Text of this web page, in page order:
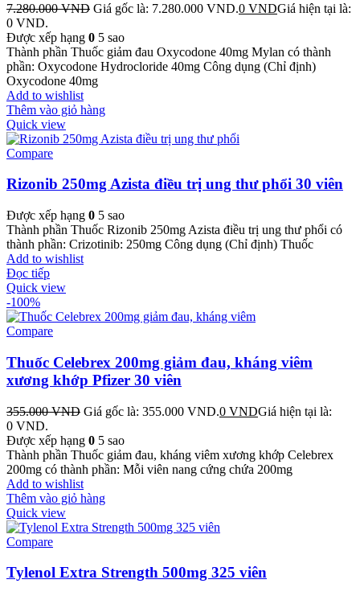
7.280.000VND Giá gốc là: 7.280.000 VND.0 VNDGiá hiện tại là:
0 VND.
Được xếp hạng 0 5 sao
Thành phần Thuốc giảm đau Oxycodone 40mg Mylan có thành
phần: Oxycodone Hydrocloride 40mg Công dụng (Chỉ định)
Oxycodone 40mg
Add to wishlist
Thêm vào giỏ hàng
Quick view
Compare
Rizonib 250mg Azista điều trị ung thư phổi 30 viên
Được xếp hạng 0 5 sao
Thành phần Thuốc Rizonib 250mg Azista điều trị ung thư phổi có
thành phần: Crizotinib: 250mg Công dụng (Chỉ định) Thuốc
Add to wishlist
Đọc tiếp
Quick view
-100%
Compare
Thuốc Celebrex 200mg giảm đau, kháng viêm
xương khớp Pfizer 30 viên
355.000VND Giá gốc là: 355.000 VND.0 VNDGiá hiện tại là:
0 VND.
Được xếp hạng 0 5 sao
Thành phần Thuốc giảm đau, kháng viêm xương khớp Celebrex
200mg có thành phần: Mỗi viên nang cứng chứa 200mg
Add to wishlist
Thêm vào giỏ hàng
Quick view
Compare
Tylenol Extra Strength 500mg 325 viên